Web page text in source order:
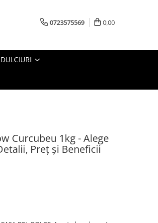
0723575569 0,00
DULCIURI
Curcubeu 1kg - Alege
Preț și Beneficii